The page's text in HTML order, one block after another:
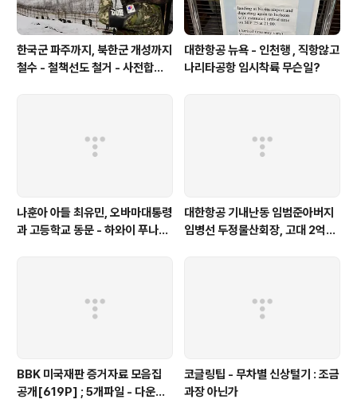
한국군 파주까지, 북한군 개성까지
철수 - 철책선도 철거 - 사전합의
대한항공 뉴욕 - 인천행 , 직항않고
나리타공항 임시착륙 무슨일?
나훈아 아들 최유민, 오바마대통령
과 고등학교 동문 - 하와이 푸나호
대한항공 기내난동 임범준아버지
임병선 두정물산회장, 고대 2억기
BBK 미국재판 증거자료 모음집
공개[619P] ; 5개파일 - 다운로
코글링팁 - 무차별 신상털기 : 조금
과장 아닌가